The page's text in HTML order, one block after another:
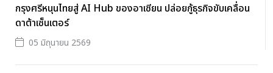
กรุงศรีหนุนไทยสู่ AI Hub ของอาเซียน ปล่อยกู้ธุรกิจขับเคลื่อน
ดาต้าเซ็นเตอร์
05 มิถุนายน 2569